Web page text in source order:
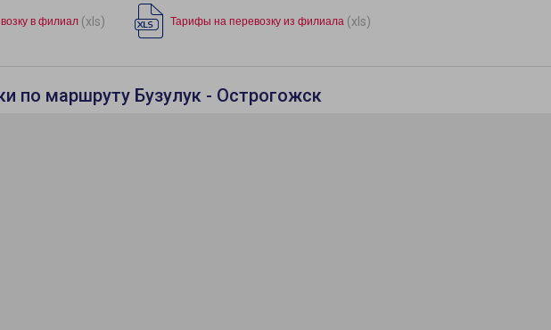
в филиал (xls) Тарифы на перевозку из филиала (xls)
по маршруту Бузулук - Острогожск